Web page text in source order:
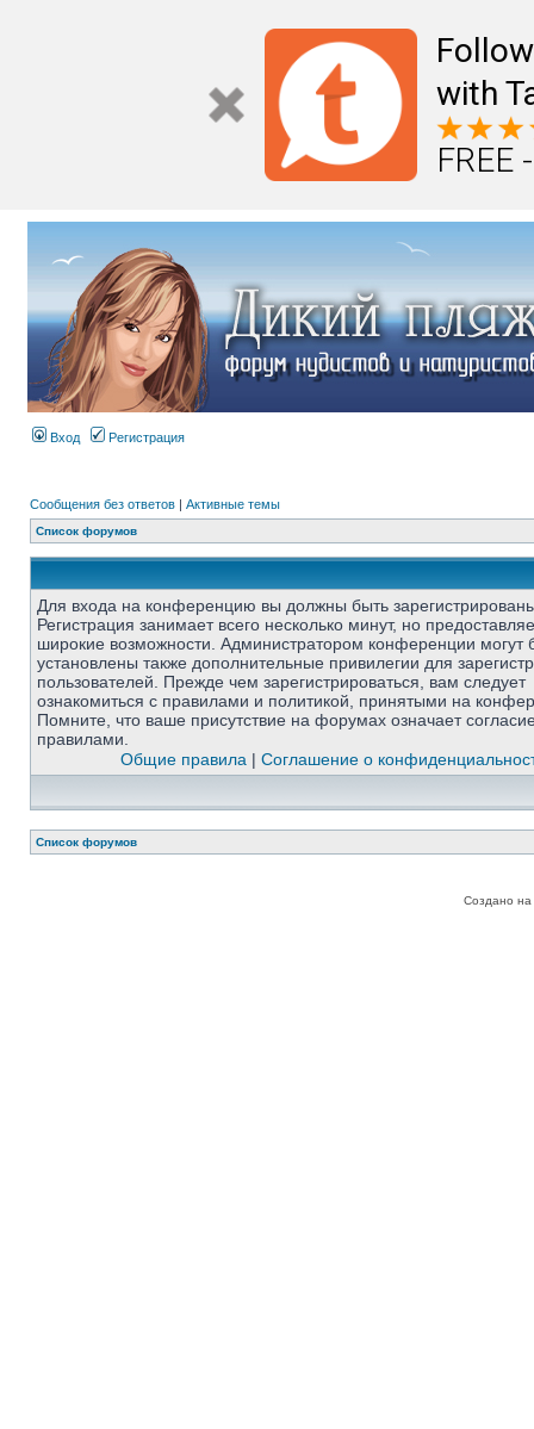
with
FREE
Вход Регистрация
Сообщения без ответов | Активные темы
Список форумов
Для входа на конференцию вы должны быть
Регистрация занимает всего несколько минут, но
широкие возможности. Администратором конференции могут
установлены также дополнительные привилегии для
пользователей. Прежде чем зарегистрироваться, вам следует
ознакомиться с правилами и политикой, принятыми на
Помните, что ваше присутствие на форумах означает
правилами.
Общие правила | Соглашение о
Список форумов
Создано